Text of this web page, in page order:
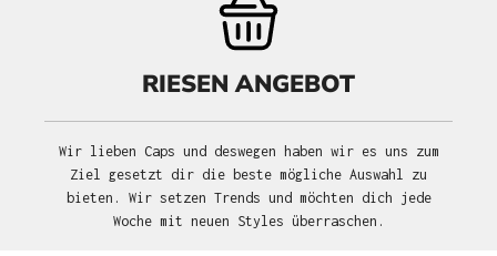
RIESEN ANGEBOT
Wir lieben Caps und deswegen haben wir es uns zum
Ziel gesetzt dir die beste mögliche Auswahl zu
bieten. Wir setzen Trends und möchten dich jede
Woche mit neuen Styles überraschen.